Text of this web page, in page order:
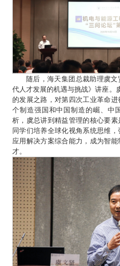
随后，海天集团总裁助理虞
代人才发展的机遇与挑战》讲座。
的发展之路，对第四次工业革命
个制造强国和中国制造的崛、中
析，虞总讲到精益管理的核心要
同学们培养全球化视角系统思维
应用解决方案综合能力，成为智
才。